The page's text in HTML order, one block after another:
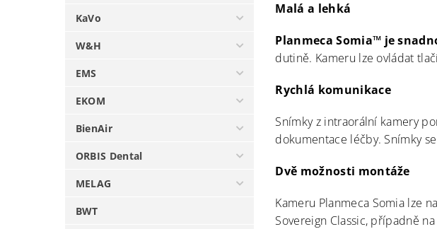
KaVo
W&H
EMS
EKOM
BienAir
ORBIS Dental
MELAG
BWT
Malá a lehká
Planmeca Somia™ je
dutině. Kameru lze ovládat
Rychlá komunikace
Snímky z intraorální kamery
dokumentace léčby. Snímky
Dvě možnosti montáže
Kameru Planmeca Somia lze
Sovereign Classic, případně